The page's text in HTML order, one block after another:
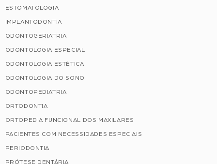
ESTOMATOLOGIA
IMPLANTODONTIA
ODONTOGERIATRIA
ODONTOLOGIA ESPECIAL
ODONTOLOGIA ESTÉTICA
ODONTOLOGIA DO SONO
ODONTOPEDIATRIA
ORTODONTIA
ORTOPEDIA FUNCIONAL DOS MAXILARES
PACIENTES COM NECESSIDADES ESPECIAIS
PERIODONTIA
PRÓTESE DENTÁRIA